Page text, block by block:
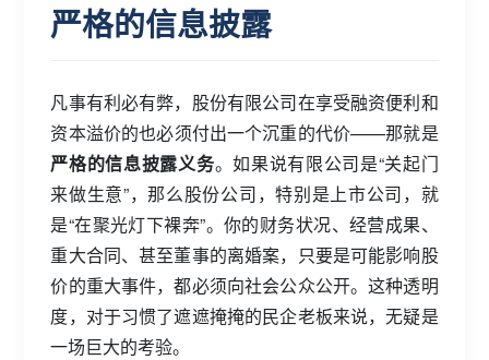
严格的信息披露
凡事有利必有弊，股份有限公司在享受融资便利和
资本溢价的也必须付出一个沉重的代价——那就是
严格的信息披露义务。如果说有限公司是“关起门
来做生意”，那么股份公司，特别是上市公司，就
是“在聚光灯下裸奔”。你的财务状况、经营成果、
重大合同、甚至董事的离婚案，只要是可能影响股
价的重大事件，都必须向社会公众公开。这种透明
度，对于习惯了遮遮掩掩的民企老板来说，无疑是
一场巨大的考验。